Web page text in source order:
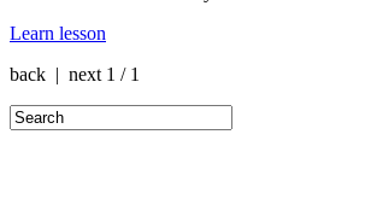
Learn lesson
back | next 1 / 1